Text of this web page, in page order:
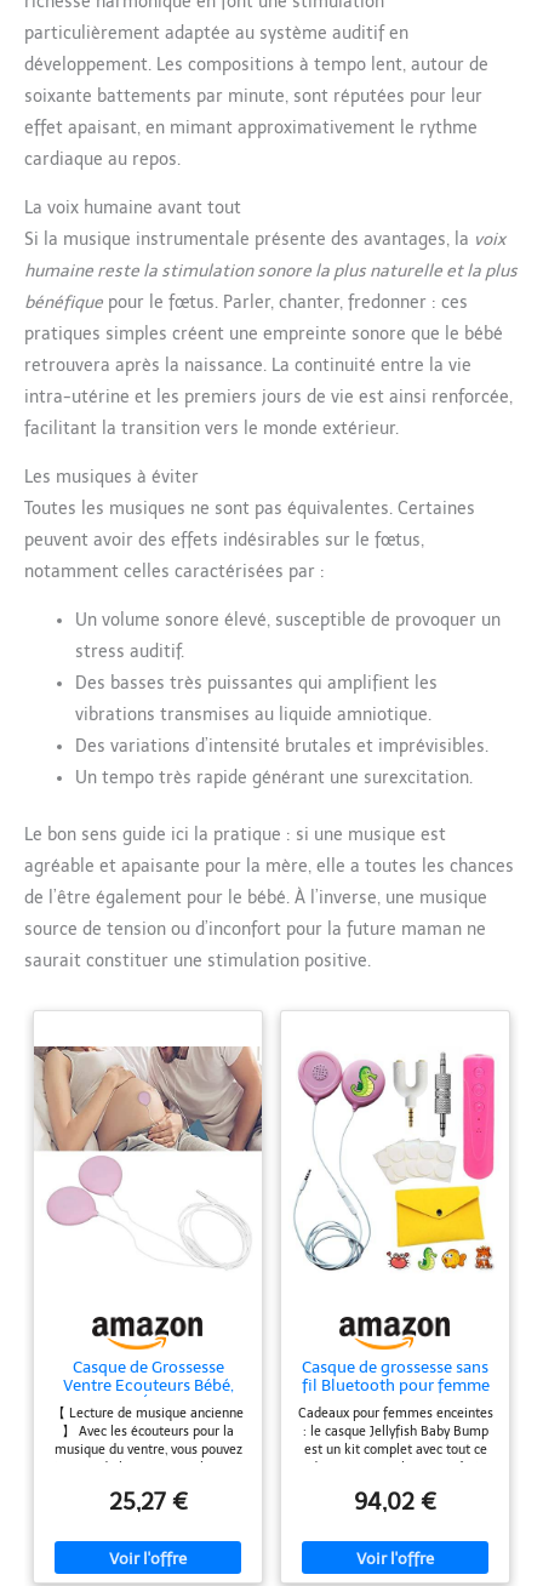
particulièrement adaptée au système auditif en
développement. Les compositions à tempo lent, autour de
soixante battements par minute, sont réputées pour leur
effet apaisant, en mimant approximativement le rythme
cardiaque au repos.
La voix humaine avant tout
Si la musique instrumentale présente des avantages, la voix
humaine reste la stimulation sonore la plus naturelle et la plus
bénéfique pour le fœtus. Parler, chanter, fredonner : ces
pratiques simples créent une empreinte sonore que le bébé
retrouvera après la naissance. La continuité entre la vie
intra-utérine et les premiers jours de vie est ainsi renforcée,
facilitant la transition vers le monde extérieur.
Les musiques à éviter
Toutes les musiques ne sont pas équivalentes. Certaines
peuvent avoir des effets indésirables sur le fœtus,
notamment celles caractérisées par :
Un volume sonore élevé, susceptible de provoquer un
stress auditif.
Des basses très puissantes qui amplifient les
vibrations transmises au liquide amniotique.
Des variations d’intensité brutales et imprévisibles.
Un tempo très rapide générant une surexcitation.
Le bon sens guide ici la pratique : si une musique est
agréable et apaisante pour la mère, elle a toutes les chances
de l’être également pour le bébé. À l’inverse, une musique
source de tension ou d’inconfort pour la future maman ne
saurait constituer une stimulation positive.
Casque de Grossesse
Ventre Ecouteurs Bébé,
Enceintes Écoute Bébé
Haut Parleur Écouteurs
pour le Ventre durant la
Grossesse, Grossesse
Cadeaux Grossesse
【 Lecture de musique ancienne
】 Avec les écouteurs pour la
musique du ventre, vous pouvez
dans le ventre et envoyer des
et famille directement à votre
ventre. Il suffit d'utiliser votre
smartphone Android ou iOS ou
25,27 €
Casque de grossesse sans
fil Bluetooth pour femme
enceinte | Méduse |
Compatible avec
smartphone (rose)
Cadeaux pour femmes enceintes
: le casque Jellyfish Baby Bump
est un kit complet avec tout ce
comprend une carte de vœux
rose auto-serrant à emporter
lors de vos déplacements. Il y a
également une sangle
94,02 €